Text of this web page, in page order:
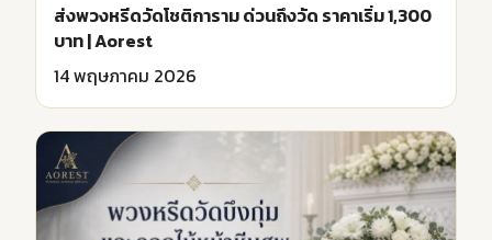
ส่งพวงหรีดวัดโชติการาม ด่วนถึงวัด ราคาเริ่ม 1,300
บาท | Aorest
14 พฤษภาคม 2026